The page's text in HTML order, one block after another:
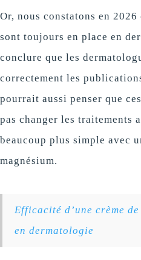
Or, nous constatons en
sont toujours en place en
conclure que les
correctement les
pourrait aussi penser que
pas changer les traitements
beaucoup plus simple avec
magnésium.
Efficacité d’une crème
en dermatologie